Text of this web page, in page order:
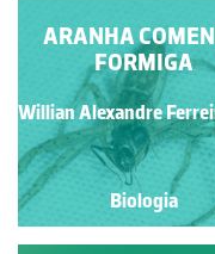
ARANHA-LOBO
Cândido Pereira
Biologia
ARANHA
FORMIGA
Willian Alexandre
Biologia